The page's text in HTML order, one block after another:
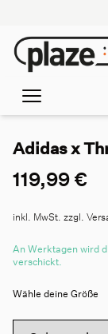
Adidas x
119,99 €
inkl. MwSt. zzgl.
An Werktagen wird
verschickt.
Wähle deine Größe